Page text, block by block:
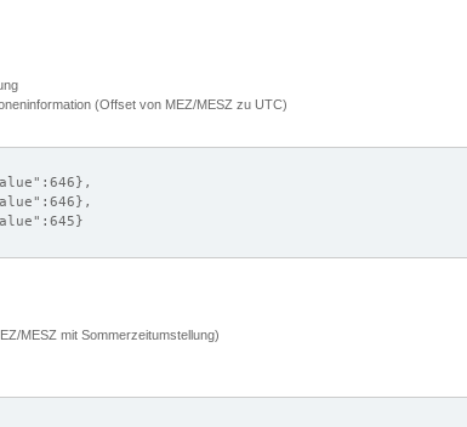
(Offset von MEZ/MESZ zu UTC)
MESZ mit Sommerzeitumstellung)